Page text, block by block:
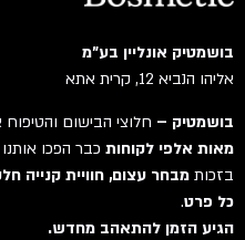
בושמטיק אונליין בע"מ
אליהו הנביא 12, קרית אתא
בושמטיק –חלוצי הבישום והטיפוח
מאות אלפי לקוחותכבר הפכו אותנו
בזכותמבחר עצום, חוויית קנייה
כל פרט.
הגיע הזמן להתאהב מחדש.